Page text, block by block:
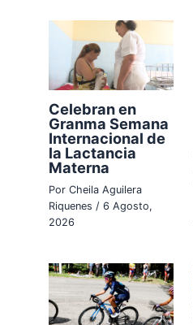
Celebran en
Granma Semana
Internacional de
la Lactancia
Materna
PorCheila Aguilera
Riquenes/6 Agosto,
2026